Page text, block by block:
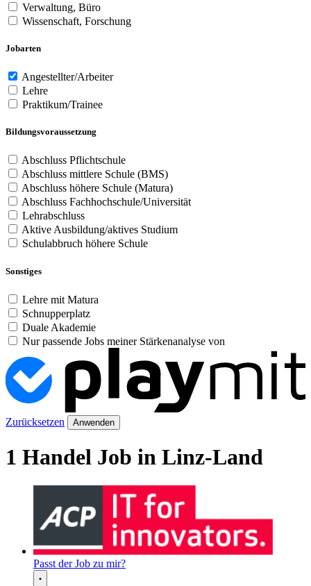
Verwaltung, Büro
Wissenschaft, Forschung
Jobarten
Angestellter/Arbeiter
Lehre
Praktikum/Trainee
Bildungsvoraussetzung
Abschluss Pflichtschule
Abschluss mittlere Schule (BMS)
Abschluss höhere Schule (Matura)
Abschluss Fachhochschule/Universität
Lehrabschluss
Aktive Ausbildung/aktives Studium
Schulabbruch höhere Schule
Sonstiges
Lehre mit Matura
Schnupperplatz
Duale Akademie
Nur passende Jobs meiner Stärkenanalyse von
Zurücksetzen Anwenden
1 Handel Job in Linz-Land
Passt der Job zu mir?